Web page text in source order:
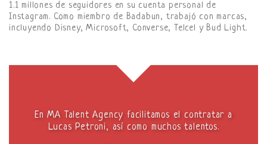
1.1 millones de seguidores en su cuenta personal de
Instagram. Como miembro de Badabun, trabajó con marcas,
incluyendo Disney, Microsoft, Converse, Telcel y Bud Light.
En MA Talent Agency facilitamos el contratar a
Lucas Petroni, así como muchos talentos.